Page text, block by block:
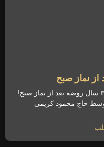
30 سال روضه بعد از نماز صبح ۳۰ سال روضه بعد از نماز صبح!
حاج محمود کریمی